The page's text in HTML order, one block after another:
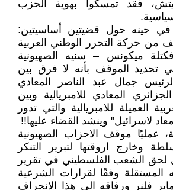
فقد تمسكوا بهوية الحزب
في حينه حول قضيتين أساسيتين:
من حركة التحرر الوطني العربية
فكتلة ميكونس – سنيه الصهيونية
تحديد الموقف بأنه لا فرق بين
جمال عبد الناصر المعادي
الجزائري المعادي للامبريالية وبين
العميلة للامبريالية والتي تدور
لاسرائيل" وينشد القضاء عليها!!
عمليًا موقف الاحزاب الصهيونية
وخارج اروقتها لتبرير التنكر
لحق الشعب الفلسطيني في تقرير
المستقلة وفقًا لقرارات الشرعية
فلنر ورفاقه الى هذا الانحراف